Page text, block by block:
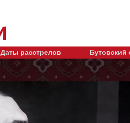
Даты расстрелов Бутовский